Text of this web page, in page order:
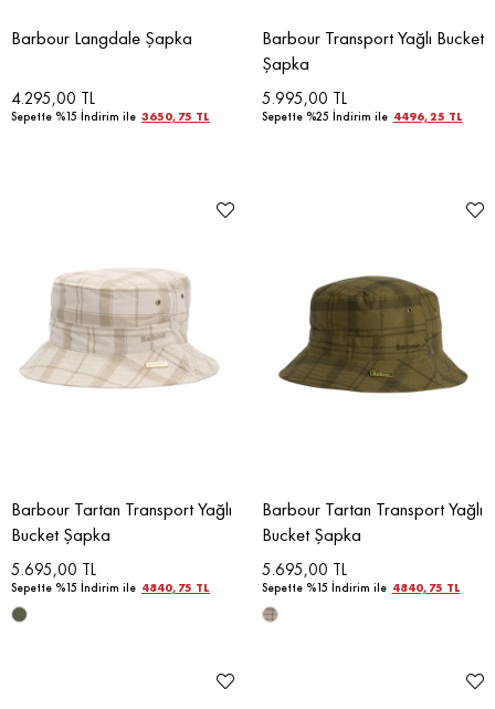
Barbour Langdale Şapka
4.295,00 TL
Sepette %15 İndirim ile 3650,75 TL
Barbour Transport Yağlı Bucket
Şapka
5.995,00 TL
Sepette %25 İndirim ile 4496,25 TL
Barbour Tartan Transport Yağlı
Bucket Şapka
5.695,00 TL
Sepette %15 İndirim ile 4840,75 TL
Barbour Tartan Transport Yağlı
Bucket Şapka
5.695,00 TL
Sepette %15 İndirim ile 4840,75 TL